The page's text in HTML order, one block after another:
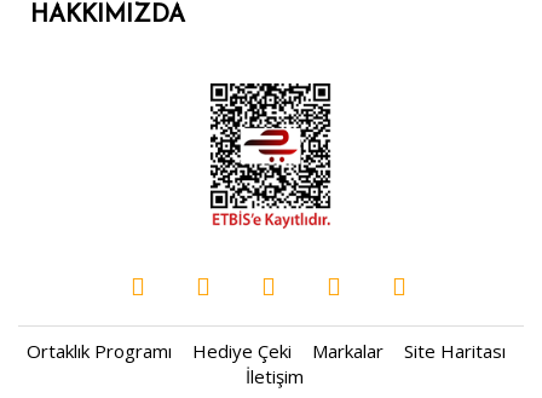
HAKKIMIZDA
Ortaklık Programı Hediye Çeki Markalar
Site Haritası
İletişim